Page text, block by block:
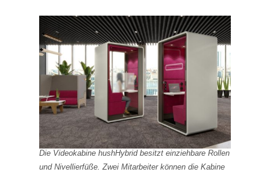
Die Videokabine hushHybrid besitzt einziehbare Rollen
und Nivellierfüße. Zwei Mitarbeiter können die Kabine